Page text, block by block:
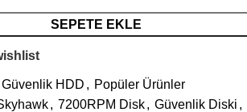
SEPETE EKLE
Güvenlik HDD , Popüler Ürünler
, 7200RPM Disk, Güvenlik Diski ,